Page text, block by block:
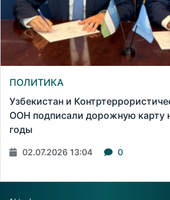
ПОЛИТИКА
Узбекистан и
ООН подписали дорожную карту
годы
02.07.2026 13:04 0